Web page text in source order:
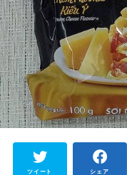
ツイート シェア